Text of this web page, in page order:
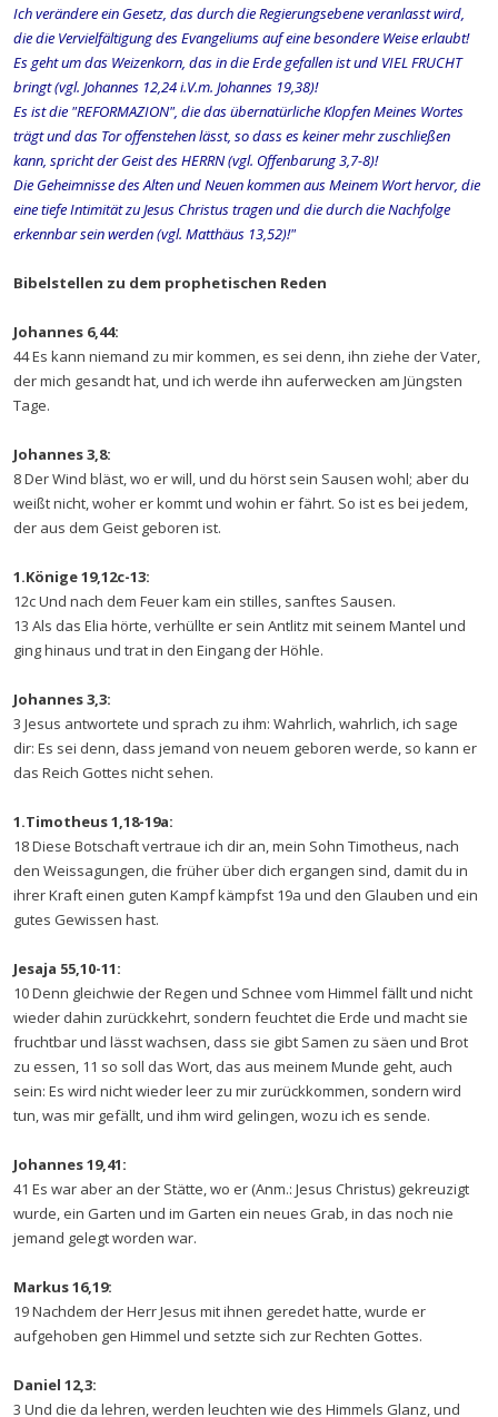
Ich verändere ein Gesetz, das durch die Regierungsebene veranlasst wird,
die die Vervielfältigung des Evangeliums auf eine besondere Weise erlaubt!
Es geht um das Weizenkorn, das in die Erde gefallen ist und VIEL FRUCHT
bringt (vgl. Johannes 12,24 i.V.m. Johannes 19,38)!
Es ist die "REFORMAZION", die das übernatürliche Klopfen Meines Wortes
trägt und das Tor offenstehen lässt, so dass es keiner mehr zuschließen
kann, spricht der Geist des HERRN (vgl. Offenbarung 3,7-8)!
Die Geheimnisse des Alten und Neuen kommen aus Meinem Wort hervor, die
eine tiefe Intimität zu Jesus Christus tragen und die durch die Nachfolge
erkennbar sein werden (vgl. Matthäus 13,52)!"
Bibelstellen zu dem prophetischen Reden
Johannes 6,44:
44 Es kann niemand zu mir kommen, es sei denn, ihn ziehe der Vater,
der mich gesandt hat, und ich werde ihn auferwecken am Jüngsten
Tage.
Johannes 3,8:
8 Der Wind bläst, wo er will, und du hörst sein Sausen wohl; aber du
weißt nicht, woher er kommt und wohin er fährt. So ist es bei jedem,
der aus dem Geist geboren ist.
1.Könige 19,12c-13:
12c Und nach dem Feuer kam ein stilles, sanftes Sausen.
13 Als das Elia hörte, verhüllte er sein Antlitz mit seinem Mantel und
ging hinaus und trat in den Eingang der Höhle.
Johannes 3,3:
3 Jesus antwortete und sprach zu ihm: Wahrlich, wahrlich, ich sage
dir: Es sei denn, dass jemand von neuem geboren werde, so kann er
das Reich Gottes nicht sehen.
1.Timotheus 1,18-19a:
18 Diese Botschaft vertraue ich dir an, mein Sohn Timotheus, nach
den Weissagungen, die früher über dich ergangen sind, damit du in
ihrer Kraft einen guten Kampf kämpfst 19a und den Glauben und ein
gutes Gewissen hast.
Jesaja 55,10-11:
10 Denn gleichwie der Regen und Schnee vom Himmel fällt und nicht
wieder dahin zurückkehrt, sondern feuchtet die Erde und macht sie
fruchtbar und lässt wachsen, dass sie gibt Samen zu säen und Brot
zu essen, 11 so soll das Wort, das aus meinem Munde geht, auch
sein: Es wird nicht wieder leer zu mir zurückkommen, sondern wird
tun, was mir gefällt, und ihm wird gelingen, wozu ich es sende.
Johannes 19,41:
41 Es war aber an der Stätte, wo er (Anm.: Jesus Christus) gekreuzigt
wurde, ein Garten und im Garten ein neues Grab, in das noch nie
jemand gelegt worden war.
Markus 16,19:
19 Nachdem der Herr Jesus mit ihnen geredet hatte, wurde er
aufgehoben gen Himmel und setzte sich zur Rechten Gottes.
Daniel 12,3:
3 Und die da lehren, werden leuchten wie des Himmels Glanz, und